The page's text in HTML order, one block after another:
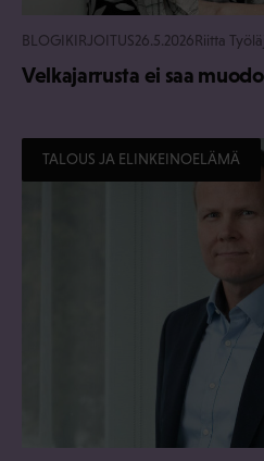
BLOGIKIRJOITUS26.5.2026Riitta
Velkajarrusta ei saa
TALOUS JA ELINKEINOELÄMÄ